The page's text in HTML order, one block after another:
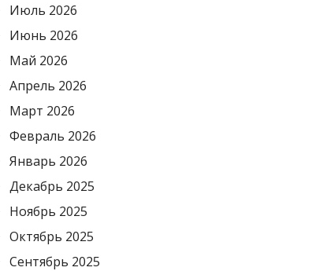
Июль 2026
Июнь 2026
Май 2026
Апрель 2026
Март 2026
Февраль 2026
Январь 2026
Декабрь 2025
Ноябрь 2025
Октябрь 2025
Сентябрь 2025